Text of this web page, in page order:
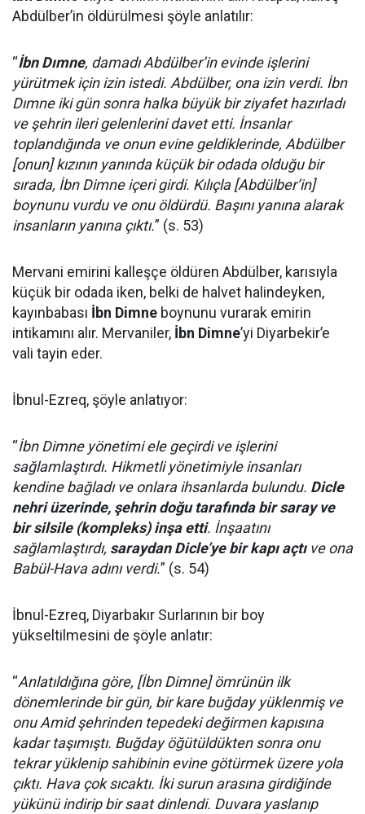
Abdülber’in öldürülmesi şöyle anlatılır:
“İbn Dımne, damadı Abdülber’in evinde işlerini
yürütmek için izin istedi. Abdülber, ona izin verdi. İbn
Dımne iki gün sonra halka büyük bir ziyafet hazırladı
ve şehrin ileri gelenlerini davet etti. İnsanlar
toplandığında ve onun evine geldiklerinde, Abdülber
[onun] kızının yanında küçük bir odada olduğu bir
sırada, İbn Dimne içeri girdi. Kılıçla [Abdülber’in]
boynunu vurdu ve onu öldürdü. Başını yanına alarak
insanların yanına çıktı.” (s. 53)
Mervani emirini kalleşçe öldüren Abdülber, karısıyla
küçük bir odada iken, belki de halvet halindeyken,
kayınbabası İbn Dimne boynunu vurarak emirin
intikamını alır. Mervaniler, İbn Dimne’yi Diyarbekir’e
vali tayin eder.
İbnul-Ezreq, şöyle anlatıyor:
“İbn Dimne yönetimi ele geçirdi ve işlerini
sağlamlaştırdı. Hikmetli yönetimiyle insanları
kendine bağladı ve onlara ihsanlarda bulundu. Dicle
nehri üzerinde, şehrin doğu tarafında bir saray ve
bir silsile (kompleks) inşa etti. İnşaatını
sağlamlaştırdı, saraydan Dicle’ye bir kapı açtıve ona
Babül-Hava adını verdi.” (s. 54)
İbnul-Ezreq, Diyarbakır Surlarının bir boy
yükseltilmesini de şöyle anlatır:
“Anlatıldığına göre, [İbn Dimne] ömrünün ilk
dönemlerinde bir gün, bir kare buğday yüklenmiş ve
onu Amid şehrinden tepedeki değirmen kapısına
kadar taşımıştı. Buğday öğütüldükten sonra onu
tekrar yüklenip sahibinin evine götürmek üzere yola
çıktı. Hava çok sıcaktı. İki surun arasına girdiğinde
yükünü indirip bir saat dinlendi. Duvara yaslanıp